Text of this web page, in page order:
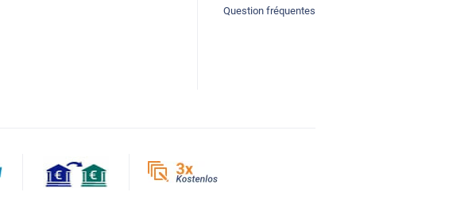
Question fréquentes